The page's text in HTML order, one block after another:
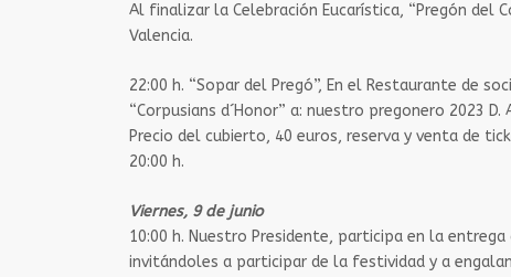
Al finalizar la Celebración Eucarística, “Pregón del
Valencia.
22:00 h.​ “Sopar del Pregó”, En el Restaurante de
“Corpusians d´Honor” a: nuestro pregonero 2023
Precio del cubierto, 40 euros, reserva y venta de
20:00 h.
Viernes, 9 de junio
10:00 h.​ Nuestro Presidente, participa en la
invitándoles a participar de la festividad y a